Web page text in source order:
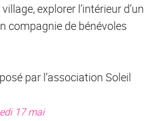
explorer l’intérieur d’un
compagnie de bénévoles
par l’association Soleil
17 mai